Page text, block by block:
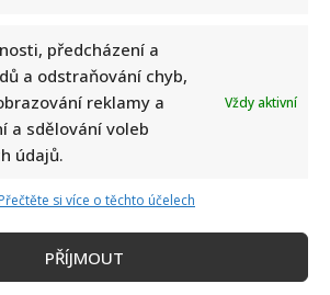
předcházení a
a odstraňování chyb,
reklamy a
a sdělování voleb
údajů.
Vždy aktivní
Přečtěte si více o těchto účelech
PŘÍJMOUT